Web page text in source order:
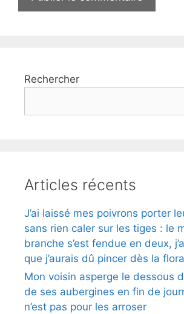
Rechercher
Articles récents
J’ai laissé mes poivrons porter
sans rien caler sur les tiges : le
branche s’est fendue en deux,
que j’aurais dû pincer dès la
Mon voisin asperge le dessous
de ses aubergines en fin de
n’est pas pour les arroser